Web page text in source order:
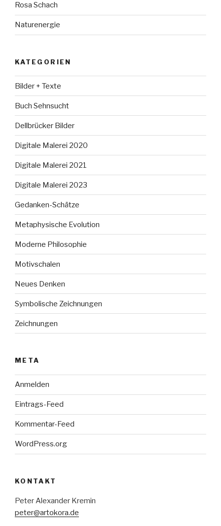
Rosa Schach
Naturenergie
KATEGORIEN
Bilder + Texte
Buch Sehnsucht
Dellbrücker Bilder
Digitale Malerei 2020
Digitale Malerei 2021
Digitale Malerei 2023
Gedanken-Schätze
Metaphysische Evolution
Moderne Philosophie
Motivschalen
Neues Denken
Symbolische Zeichnungen
Zeichnungen
META
Anmelden
Eintrags-Feed
Kommentar-Feed
WordPress.org
KONTAKT
Peter Alexander Kremin
peter@artokora.de